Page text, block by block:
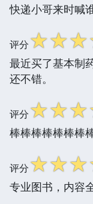
快递小哥来时喊
评分☆☆☆
最近买了基本制
还不错。
评分☆☆☆
棒棒棒棒棒棒棒
评分☆☆☆
专业图书，内容